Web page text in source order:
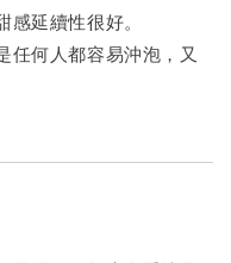
延續性很好。
任何人都容易沖泡，又